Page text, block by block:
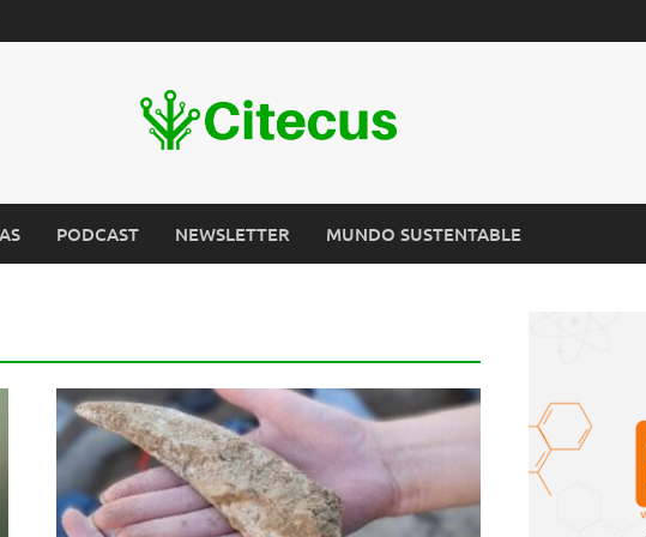
PODCAST NEWSLETTER MUNDO SUSTENTABLE